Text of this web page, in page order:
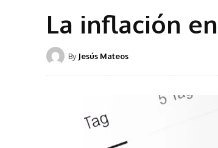
La inflación
By Jesús Mateos